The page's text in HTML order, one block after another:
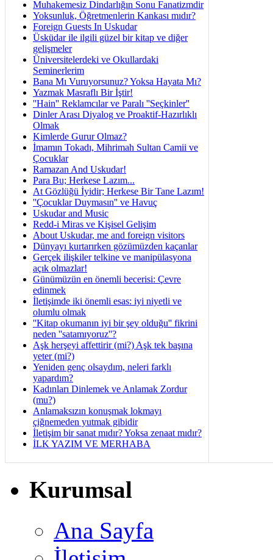
Muhakemesiz Dindarlığın Sonu Fanatizmdir
Yoksunluk, Öğretmenlerin Kankası mıdır?
Foreign Guests In Uskudar
Üsküdar ile ilgili güzel bir kitap ve diğer
gelişmeler
Üniversitelerdeki ve Okullardaki
Seminerlerim
Bana Mı Vuruyorsunuz? Yoksa Hayata Mı?
Yazmak Masraflı Bir İştir!
''Hain'' Reklamcılar ve Paralı ''Seçkinler''
Dinler Arası Diyalog ve Proaktif-Hazırlıklı
Olmak
Kimlerde Gurur Olmaz?
İmamın Tokadı, Mihrimah Sultan Camii ve
Çocuklar
Ramazan And Uskudar!
Para Bu; Herkese Lazım...
At Gözlüğü İyidir; Herkese Bir Tane Lazım!
''Çocuklar Duymasın'' ve Havuç
Uskudar and Music
Redd-i Miras ve Kişisel Gelişim
About Uskudar, me and foreign visitors
Dünyayı kurtarırken gözümüzden kaçanlar
Gerçek ilişkiler telkine ve manipülasyona
açık olmazlar!
Günümüzün en önemli becerisi: Çevre
edinmek
İletişimde iki önemli esas: iyi niyetli ve
olumlu olmak
''Kitap okumanın iyi bir şey olduğu'' fikrini
neden ''satamıyoruz''?
Aşk herşeyi affettirir (mi?) Aşk tek başına
yeter (mi?)
Yeniden genç olsaydım, neleri farklı
yapardım?
Kadınları Dinlemek ve Anlamak Zordur
(mu?)
Anlamaksızın konuşmak lokmayı
çiğnemeden yutmak gibidir
İletişim bir sanat mıdır? Yoksa zenaat mıdır?
İLK YAZIM VE MERHABA
Kurumsal
Ana Sayfa